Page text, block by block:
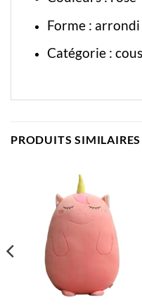
Forme : arrondi
Catégorie :
PRODUITS SIMILAIRES